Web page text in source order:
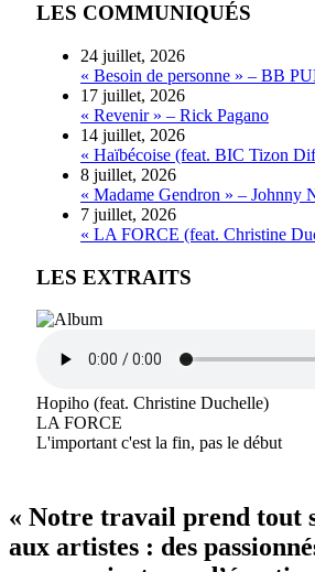
LES COMMUNIQUÉS
24 juillet, 2026
« Besoin de personne » – BB
17 juillet, 2026
« Revenir » – Rick Pagano
14 juillet, 2026
« Haïbécoise (feat. BIC Tizon
8 juillet, 2026
« Madame Gendron » – Johnny
7 juillet, 2026
« LA FORCE (feat. Christine
LES EXTRAITS
Hopiho (feat. Christine Duchelle)
LA FORCE
L'important c'est la fin, pas le début
« Notre travail prend tout
aux artistes : des